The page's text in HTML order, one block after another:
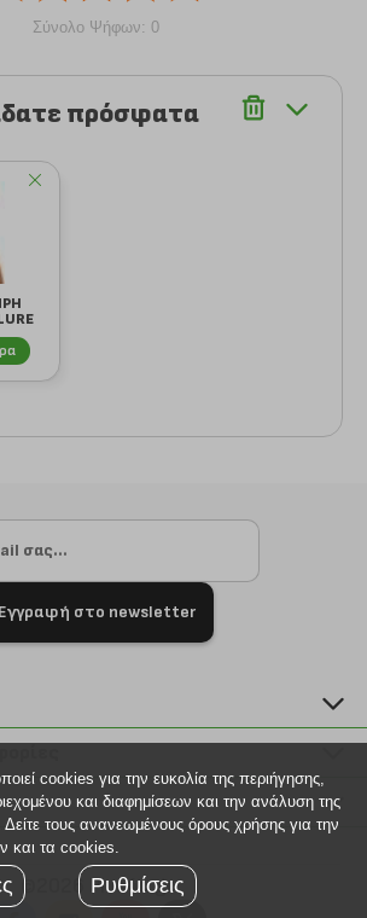
Σύνολο Ψήφων: 0
πρόσφατα
Εγγραφή στο newsletter
©2026 Plus4u.gr
cookies για την ευκολία της περιήγησης,
και διαφημίσεων και την ανάλυση της
Δείτε τους ανανεωμένους όρους χρήσης για την
και τα cookies.
Ρυθμίσεις